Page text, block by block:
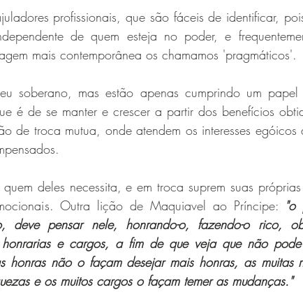
profissionais, que são fáceis de identificar,
de quem esteja no poder, e
mais contemporânea os chamamos 'pragmáticos'.
soberano, mas estão apenas cumprindo um
é de se manter e crescer a partir dos benefícios
de troca mutua, onde atendem os interesses egóicos
deles necessita, e em troca suprem suas próprias
Outra lição de Maquiavel ao Príncipe: "o
deve pensar nele, honrando-o, fazendo-o rico,
e cargos, a fim de que veja que não
honras não o façam desejar mais honras, as muitas
e os muitos cargos o façam temer as mudanças."